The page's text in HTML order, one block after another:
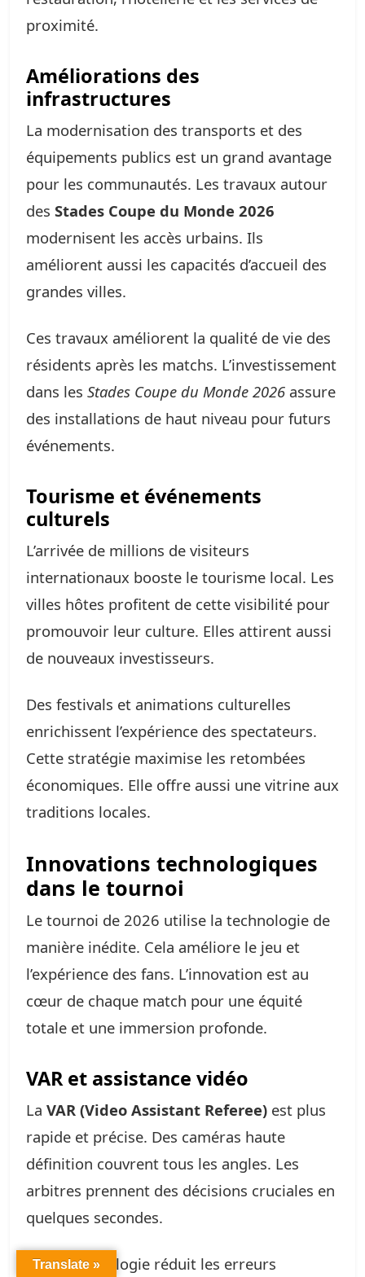
proximité.
Améliorations des
infrastructures
La modernisation des transports et des
équipements publics est un grand avantage
pour les communautés. Les travaux autour
des Stades Coupe du Monde 2026
modernisent les accès urbains. Ils
améliorent aussi les capacités d’accueil des
grandes villes.
Ces travaux améliorent la qualité de vie des
résidents après les matchs. L’investissement
dans les Stades Coupe du Monde 2026 assure
des installations de haut niveau pour futurs
événements.
Tourisme et événements
culturels
L’arrivée de millions de visiteurs
internationaux booste le tourisme local. Les
villes hôtes profitent de cette visibilité pour
promouvoir leur culture. Elles attirent aussi
de nouveaux investisseurs.
Des festivals et animations culturelles
enrichissent l’expérience des spectateurs.
Cette stratégie maximise les retombées
économiques. Elle offre aussi une vitrine aux
traditions locales.
Innovations technologiques
dans le tournoi
Le tournoi de 2026 utilise la technologie de
manière inédite. Cela améliore le jeu et
l’expérience des fans. L’innovation est au
cœur de chaque match pour une équité
totale et une immersion profonde.
VAR et assistance vidéo
La VAR (Video Assistant Referee) est plus
rapide et précise. Des caméras haute
définition couvrent tous les angles. Les
arbitres prennent des décisions cruciales en
quelques secondes.
Cette technologie réduit les erreurs
Translate »